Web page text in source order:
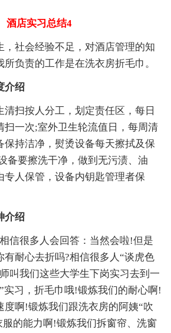
酒店实习总结4
，社会经验不足，对酒店管理的知
负责的工作是在洗衣房折毛巾。
介绍
清扫按人分工，划定责任区，每日
扫一次;室外卫生轮流值日，每周清
保持洁净，熨烫设备每天擦拭及保
备要擦洗干净，做到无污渍、油
专人保管，设备内钥匙管理者保
介绍
信很多人会回答：当然会啦!但是
有耐心去折吗?相信很多人“谈虎色
叫我们这些大学生下岗实习去到一
实习，折毛巾哦!锻炼我们的耐心啊!
度啊!锻炼我们跟洗衣房的阿姨“吹
的能力啊!锻炼我们拆窗帘、洗窗